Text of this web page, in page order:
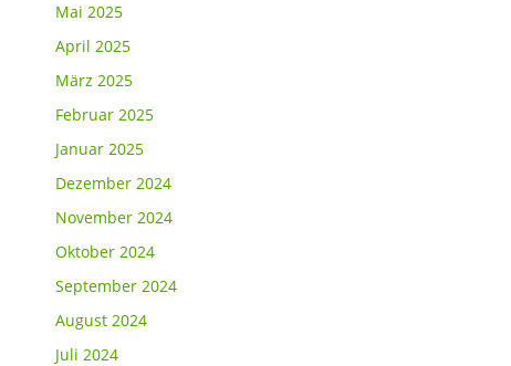
Mai 2025
April 2025
März 2025
Februar 2025
Januar 2025
Dezember 2024
November 2024
Oktober 2024
September 2024
August 2024
Juli 2024